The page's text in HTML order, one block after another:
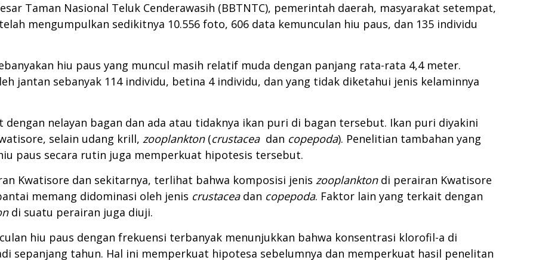
Taman Nasional Teluk Cenderawasih (BBTNTC), pemerintah daerah, masyarakat setempat,
mengumpulkan sedikitnya 10.556 foto, 606 data kemunculan hiu paus, dan 135 individu
hiu paus yang muncul masih relatif muda dengan panjang rata-rata 4,4 meter.
jantan sebanyak 114 individu, betina 4 individu, dan yang tidak diketahui jenis kelaminnya
dengan nelayan bagan dan ada atau tidaknya ikan puri di bagan tersebut. Ikan puri diyakini
selain udang krill, zooplankton(crustacea dan copepoda). Penelitian tambahan yang
paus secara rutin juga memperkuat hipotesis tersebut.
Kwatisore dan sekitarnya, terlihat bahwa komposisi jenis zooplanktondi perairan Kwatisore
memang didominasi oleh jenis crustaceadan copepoda. Faktor lain yang terkait dengan
di suatu perairan juga diuji.
hiu paus dengan frekuensi terbanyak menunjukkan bahwa konsentrasi klorofil-a di
sepanjang tahun. Hal ini memperkuat hipotesa sebelumnya dan memperkuat hasil penelitan